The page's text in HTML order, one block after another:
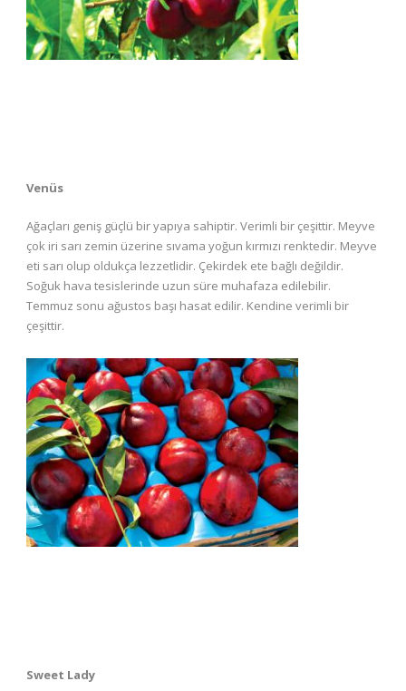
Venüs
Ağaçları geniş güçlü bir yapıya sahiptir. Verimli bir çeşittir. Meyve
çok iri sarı zemin üzerine sıvama yoğun kırmızı renktedir. Meyve
eti sarı olup oldukça lezzetlidir. Çekirdek ete bağlı değildir.
Soğuk hava tesislerinde uzun süre muhafaza edilebilir.
Temmuz sonu ağustos başı hasat edilir. Kendine verimli bir
çeşittir.
Sweet Lady